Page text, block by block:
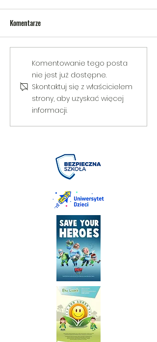
V Gminny Turniej Szachowy o
Puchar Burmistrza Bełżyc
Komentarze
Komentowanie tego posta
nie jest już dostępne.
Skontaktuj się z właścicielem
strony, aby uzyskać więcej
informacji.